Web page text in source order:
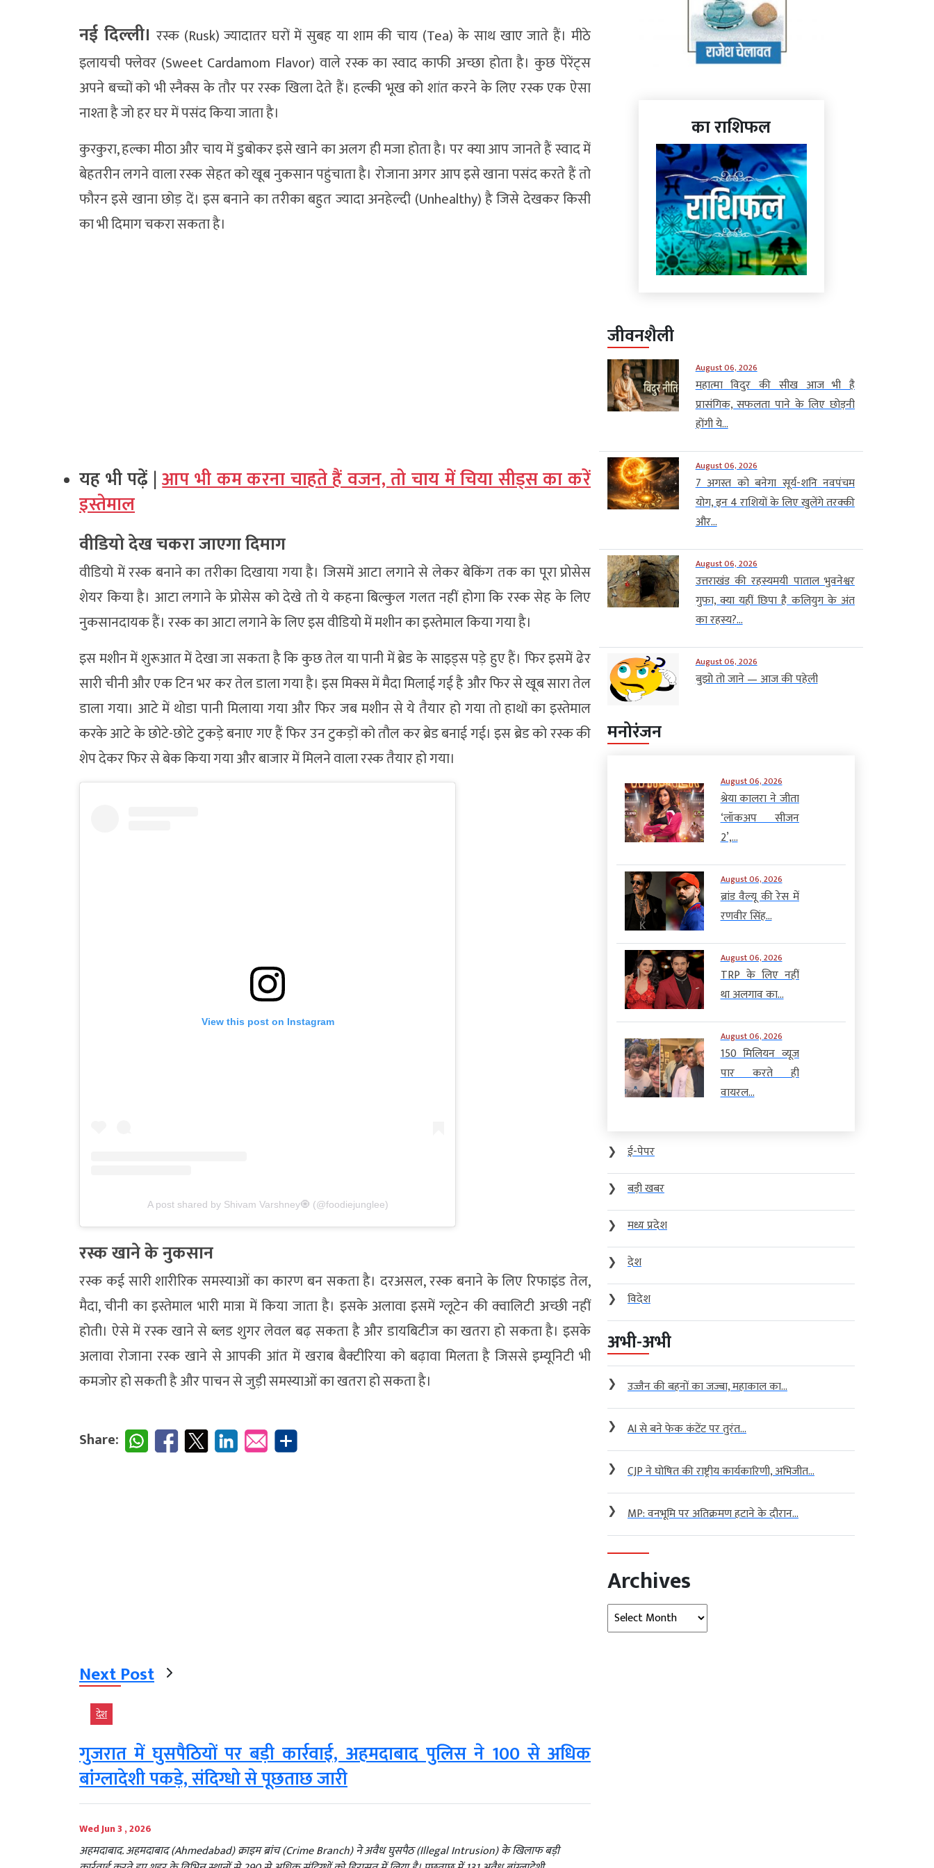
नई दिल्ली। रस्क (Rusk) ज्यादातर घरों में सुबह या शाम की चाय (Tea) के साथ खाए जाते हैं। मीठे
इलायची फ्लेवर (Sweet Cardamom Flavor) वाले रस्क का स्वाद काफी अच्छा होता है। कुछ पेरेंट्स
अपने बच्चों को भी स्नैक्स के तौर पर रस्क खिला देते हैं। हल्की भूख को शांत करने के लिए रस्क एक ऐसा
नाश्ता है जो हर घर में पसंद किया जाता है।
कुरकुरा, हल्का मीठा और चाय में डुबोकर इसे खाने का अलग ही मजा होता है। पर क्या आप जानते हैं स्वाद में
बेहतरीन लगने वाला रस्क सेहत को खूब नुकसान पहुंचाता है। रोजाना अगर आप इसे खाना पसंद करते हैं तो
फौरन इसे खाना छोड़ दें। इस बनाने का तरीका बहुत ज्यादा अनहेल्दी (Unhealthy) है जिसे देखकर किसी
का भी दिमाग चकरा सकता है।
यह भी पढ़ें |आप भी कम करना चाहते हैं वजन, तो चाय में चिया सीड्स का करें
इस्तेमाल
वीडियो देख चकरा जाएगा दिमाग
वीडियो में रस्क बनाने का तरीका दिखाया गया है। जिसमें आटा लगाने से लेकर बेकिंग तक का पूरा प्रोसेस
शेयर किया है। आटा लगाने के प्रोसेस को देखे तो ये कहना बिल्कुल गलत नहीं होगा कि रस्क सेह के लिए
नुकसानदायक हैं। रस्क का आटा लगाने के लिए इस वीडियो में मशीन का इस्तेमाल किया गया है।
इस मशीन में शुरूआत में देखा जा सकता है कि कुछ तेल या पानी में ब्रेड के साइड्स पड़े हुए हैं। फिर इसमें ढेर
सारी चीनी और एक टिन भर कर तेल डाला गया है। इस मिक्स में मैदा मिलाई गई है और फिर से खूब सारा तेल
डाला गया। आटे में थोडा पानी मिलाया गया और फिर जब मशीन से ये तैयार हो गया तो हाथों का इस्तेमाल
करके आटे के छोटे-छोटे टुकड़े बनाए गए हैं फिर उन टुकड़ों को तौल कर ब्रेड बनाई गई। इस ब्रेड को रस्क की
शेप देकर फिर से बेक किया गया और बाजार में मिलने वाला रस्क तैयार हो गया।
View this post on Instagram
A post shared by Shivam Varshney🧿 (@foodiejunglee)
रस्क खाने के नुकसान
रस्क कई सारी शारीरिक समस्याओं का कारण बन सकता है। दरअसल, रस्क बनाने के लिए रिफाइंड तेल,
मैदा, चीनी का इस्तेमाल भारी मात्रा में किया जाता है। इसके अलावा इसमें ग्लूटेन की क्वालिटी अच्छी नहीं
होती। ऐसे में रस्क खाने से ब्लड शुगर लेवल बढ़ सकता है और डायबिटीज का खतरा हो सकता है। इसके
अलावा रोजाना रस्क खाने से आपकी आंत में खराब बैक्टीरिया को बढ़ावा मिलता है जिससे इम्यूनिटी भी
कमजोर हो सकती है और पाचन से जुड़ी समस्याओं का खतरा हो सकता है।
Share:
Next Post
देश
गुजरात में घुसपैठियों पर बड़ी कार्रवाई, अहमदाबाद पुलिस ने 100 से अधिक
बांग्लादेशी पकड़े, संदिग्धो से पूछताछ जारी
Wed Jun 3 , 2026
अहमदाबाद. अहमदाबाद (Ahmedabad) क्राइम ब्रांच (Crime Branch) ने अवैध घुसपैठ (Illegal Intrusion) के खिलाफ बड़ी
का राशिफल
जीवनशैली
August 06, 2026
महात्मा विदुर की सीख आज भी है
प्रासंगिक, सफलता पाने के लिए छोड़नी
होंगी ये...
August 06, 2026
7 अगस्त को बनेगा सूर्य-शनि नवपंचम
योग, इन 4 राशियों के लिए खुलेंगे तरक्की
और...
August 06, 2026
उत्तराखंड की रहस्यमयी पाताल भुवनेश्वर
गुफा, क्या यहीं छिपा है कलियुग के अंत
का रहस्य?...
August 06, 2026
बुझो तो जाने — आज की पहेली
मनोरंजन
August 06, 2026
श्रेया कालरा ने जीता
‘लॉकअप सीजन
2’,...
August 06, 2026
ब्रांड वैल्यू की रेस में
रणवीर सिंह...
August 06, 2026
TRP के लिए नहीं
था अलगाव का...
August 06, 2026
150 मिलियन व्यूज
पार करते ही
वायरल...
❯
ई-पेपर
❯
बड़ी खबर
❯
मध्य प्रदेश
❯
देश
❯
विदेश
अभी-अभी
❯ उज्जैन की बहनों का जज्बा, महाकाल का...
❯ AI से बने फेक कंटेंट पर तुरंत...
❯ CJP ने घोषित की राष्ट्रीय कार्यकारिणी, अभिजीत...
❯ MP: वनभूमि पर अतिक्रमण हटाने के दौरान...
Archives
Archives